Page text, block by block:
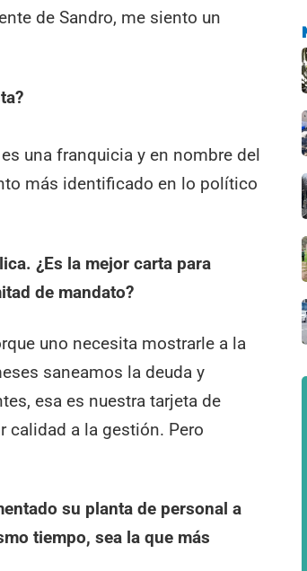
de Sandro, me siento un
una franquicia y en nombre del
más identificado en lo político
¿Es la mejor carta para
de mandato?
uno necesita mostrarle a la
saneamos la deuda y
esa es nuestra tarjeta de
calidad a la gestión. Pero
su planta de personal a
tiempo, sea la que más